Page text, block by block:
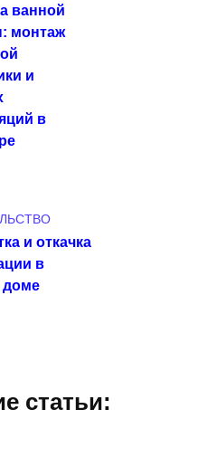
ванной
монтаж
и
в
и откачка
в
доме
статьи: